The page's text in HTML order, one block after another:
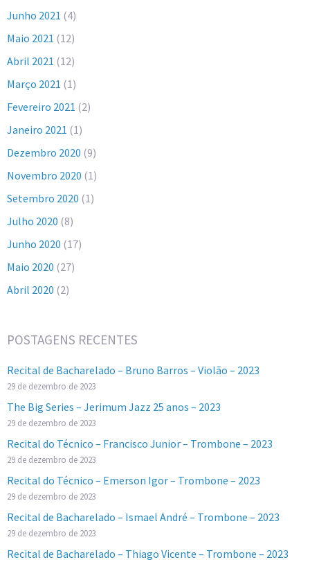
Junho 2021 (4)
Maio 2021 (12)
Abril 2021 (12)
Março 2021 (1)
Fevereiro 2021 (2)
Janeiro 2021 (1)
Dezembro 2020 (9)
Novembro 2020 (1)
Setembro 2020 (1)
Julho 2020 (8)
Junho 2020 (17)
Maio 2020 (27)
Abril 2020 (2)
POSTAGENS RECENTES
Recital de Bacharelado – Bruno Barros – Violão – 2023
29 de dezembro de 2023
The Big Series – Jerimum Jazz 25 anos – 2023
29 de dezembro de 2023
Recital do Técnico – Francisco Junior – Trombone – 2023
29 de dezembro de 2023
Recital do Técnico – Emerson Igor – Trombone – 2023
29 de dezembro de 2023
Recital de Bacharelado – Ismael André – Trombone – 2023
29 de dezembro de 2023
Recital de Bacharelado – Thiago Vicente – Trombone – 2023